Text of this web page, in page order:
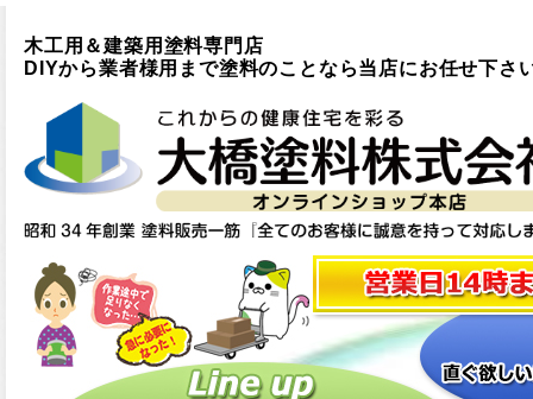
木工用＆建築用塗料専門店
DIYから業者様用まで塗料のことなら当店にお任せ下さ